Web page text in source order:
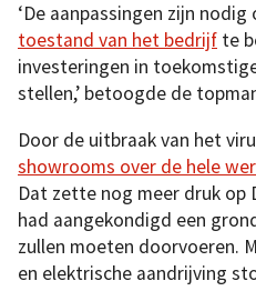
‘De aanpassingen zijn nodig
toestand van het bedrijf te
investeringen in
stellen,’ betoogde de
Door de uitbraak van het
showrooms over de hele
Dat zette nog meer druk op
had aangekondigd een
zullen moeten doorvoeren.
en elektrische aandrijving